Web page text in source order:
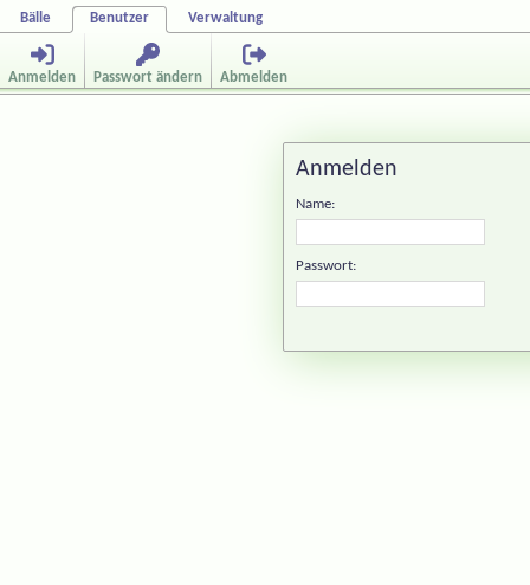
Bälle Benutzer Verwaltung
Anmelden Passwort ändern Abmelden
Anmelden
Name:
Passwort: